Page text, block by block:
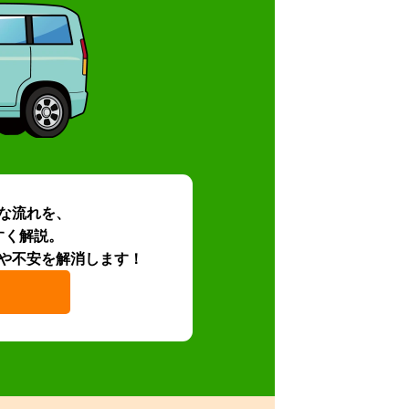
流れを、
解説。
不安を解消します！